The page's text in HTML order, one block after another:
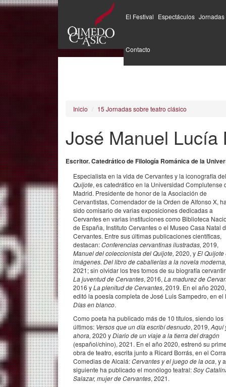
Pasar
al
contenido
principal
El Festival Espectáculos Jornadas
Contacto
Inicio 15 Jornadas sobre teatro clásico
José Manuel Lucía
Escritor. Catedrático de Filología Románica de la
Especialista en la vida de Cervantes y la iconografía del
Quijote, es catedrático en la Universidad Complutense
Madrid. Presidente de honor de la Asociación de
Cervantistas, Comendador de la Orden de Alfonso X,
sido comisario de varias exposiciones dedicadas a
Cervantes en varias instituciones como Biblioteca
de España, Instituto Cervantes o el Museo Casa Natal
Cervantes. Entre sus últimas publicaciones científicas,
destacan:Conferencias cervantinas ilustradas, 2019,
Manuel del coleccionista del Quijote, 2020, yEl Quijote
imágenes. Del libro de caballerías a la novela moderna,
2021; sin olvidar los tres tomos de su biografía
La juventud de Cervantes, 2016, La madurez de
2016 yLa plenitud de Cervantes, 2019. En el año 2020,
editó la poesía completa de José Luis Sampedro, en el
Días en blanco.
Como poeta ha publicado más de 10 títulos, siendo los
últimos: Versos que un día escribí desnudo, 2019, Aquí
ahora, 2020 yDiario de un viaje a la tierra del dragón
(español/chino), 2021. En el año 2020, estrenó su
obra de teatro, escrita junto a Ricard Borrás, en el
Comedias de Alcalá:Cervantes y el juego de la oca, y
siguiente ha publicado el monólogo teatral:Soy
Salazar, mujer de Cervantes, 2021.